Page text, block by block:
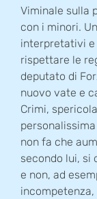
Viminale sulla
con i minori.
interpretativi e
rispettare le
deputato di
nuovo vate e
Crimi,
non fa che
secondo lui, si
e non, ad